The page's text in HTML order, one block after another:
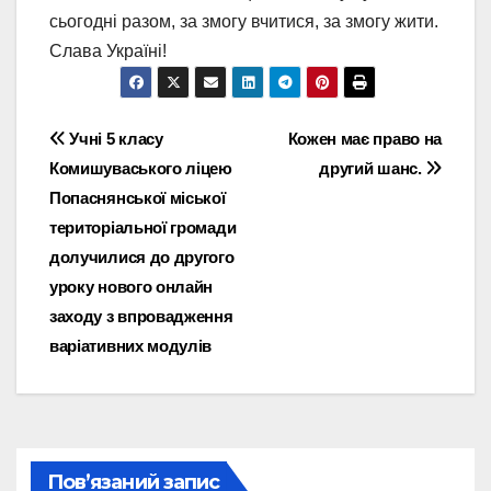
сьогодні разом, за змогу вчитися, за змогу жити.
Слава Україні!
Навігація
записів
Кожен має право на
другий шанс.
Учні 5 класу
Комишуваського ліцею
Попаснянської міської
територіальної громади
долучилися до другого
уроку нового онлайн
заходу з впровадження
варіативних модулів
Пов’язаний запис